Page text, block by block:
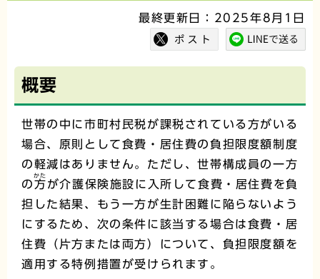
最終更新日：2025年8月1日
概要
世帯の中に市町村民税が課税されている方がいる
場合、原則として食費・居住費の負担限度額制度
の軽減はありません。ただし、世帯構成員の一方
の方
かた
が介護保険施設に入所して食費・居住費を負
担した結果、もう一方が生計困難に陥らないよう
にするため、次の条件に該当する場合は食費・居
住費（片方または両方）について、負担限度額を
適用する特例措置が受けられます。